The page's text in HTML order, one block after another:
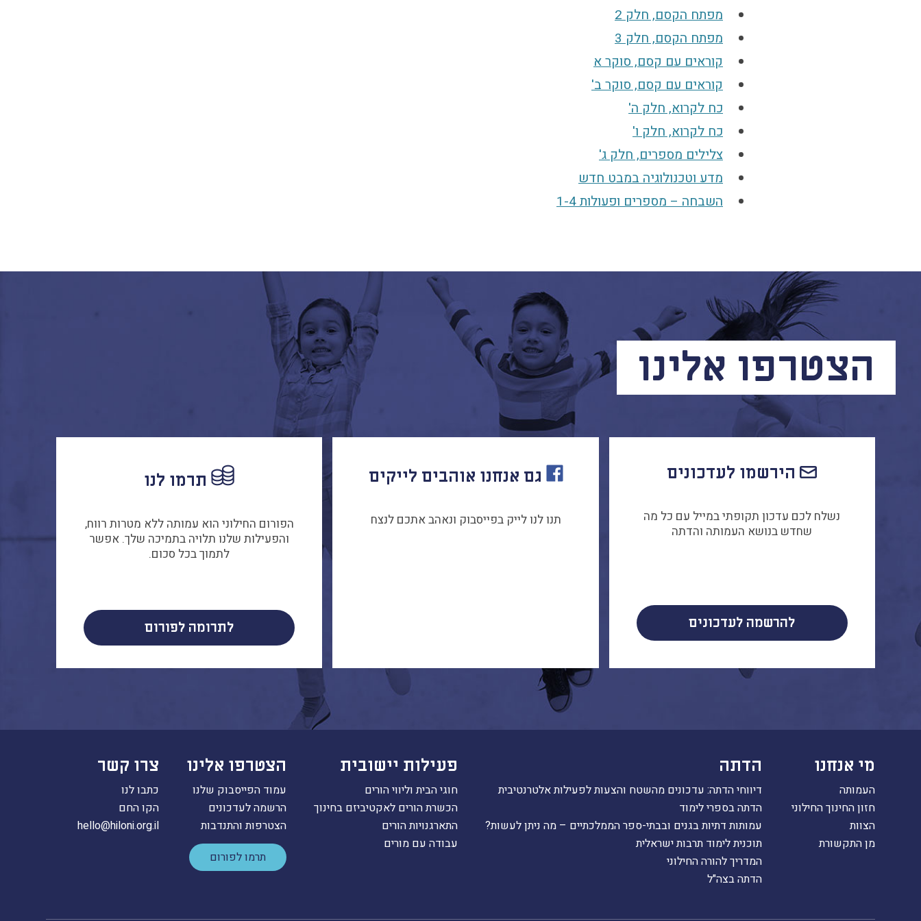
מפתח הקסם, חלק 2
מפתח הקסם, חלק 3
קוראים עם קסם, סוקר א
קוראים עם קסם, סוקר ב'
כח לקרוא, חלק ה'
כח לקרוא, חלק ו'
צלילים מספרים, חלק ג'
מדע וטכנולוגיה במבט חדש
השבחה – מספרים ופעולות 1-4‏
הצטרפו אלינו
הירשמו לעדכונים
נשלח לכם עדכון תקופתי במייל עם כל מה
שחדש בנושא העמותה והדתה
להרשמה לעדכונים
גם אנחנו אוהבים לייקים
תנו לנו לייק בפייסבוק ונאהב אתכם לנצח
תרמו לנו
הפורום החילוני הוא עמותה ללא מטרות רווח,
והפעילות שלנו תלויה בתמיכה שלך. אפשר
לתמוך בכל סכום.
לתרומה לפורום
מי אנחנו
העמותה
חזון החינוך החילוני
הצוות
מן התקשורת
הדתה
דיווחי הדתה: עדכונים מהשטח והצעות לפעילות אלטרנטיבית
הדתה בספרי לימוד
עמותות דתיות בגנים ובבתי-ספר הממלכתיים – מה ניתן לעשות?
תוכנית לימוד תרבות ישראלית
המדריך להורה החילוני
הדתה בצה"ל
פעילות יישובית
חוגי הבית וליווי הורים
הכשרת הורים לאקטיביזם בחינוך
התארגנויות הורים
עבודה עם מורים
הצטרפו אלינו
עמוד הפייסבוק שלנו
הרשמה לעדכונים
הצטרפות והתנדבות
תרמו לפורום
צרו קשר
כתבו לנו
הקו החם
hello@hiloni.org.il